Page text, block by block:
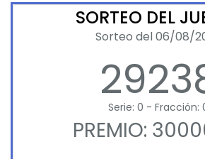
SORTEO DEL
Sorteo del 06/08/
Serie: 0 - Fracción:
PREMIO: